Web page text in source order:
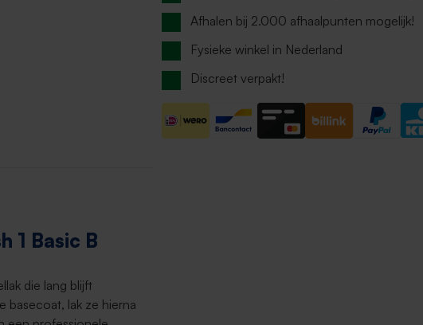
Afhalen bij 2.000 afhaalpunten mogelijk!
Fysieke winkel in Nederland
Discreet verpakt!
1 Basic B
die lang blijft
basecoat, lak ze hierna